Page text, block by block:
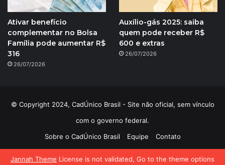
Jannah Theme License is not validated, Go to the theme options
Ativar benefício
complementar no Bolsa
Família pode aumentar R$
316
26/07/2026
Auxílio-gás 2025: saiba
quem pode receber R$
600 e extras
26/07/2026
© Copyright 2024, CadÚnico Brasil - Site não oficial, sem vínculo
com o governo federal.
Sobre o CadÚnico Brasil
Equipe
Contato